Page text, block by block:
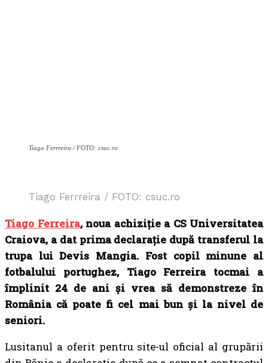
Tiago Ferrreira / FOTO: csuc.ro
Tiago Ferrreira / FOTO: csuc.ro
Tiago Ferreira, noua achiziție a CS Universitatea
Craiova, a dat prima declarație după transferul la
trupa lui Devis Mangia. Fost copil minune al
fotbalului portughez, Tiago Ferreira tocmai a
împlinit 24 de ani și vrea să demonstreze în
România că poate fi cel mai bun și la nivel de
seniori.
Lusitanul a oferit pentru site-ul oficial al grupării